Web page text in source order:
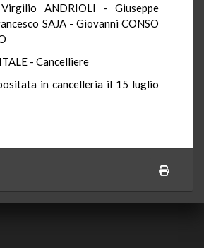
ANDRIOLI - Giuseppe
SAJA - Giovanni CONSO
- Cancelliere
in cancelleria il 15 luglio